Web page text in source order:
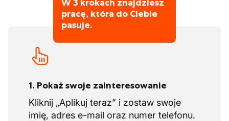
W 3 krokach znajdziesz
pracę, która do Ciebie
pasuje.
1. Pokaż swoje zainteresowanie
Kliknij „Aplikuj teraz” i zostaw swoje
imię, adres e-mail oraz numer telefonu.